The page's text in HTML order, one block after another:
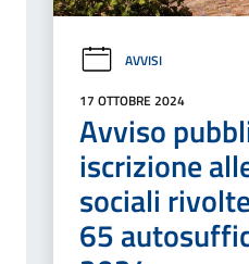
AVVISI
17 OTTOBRE 2024
Avviso
iscrizione
sociali
65